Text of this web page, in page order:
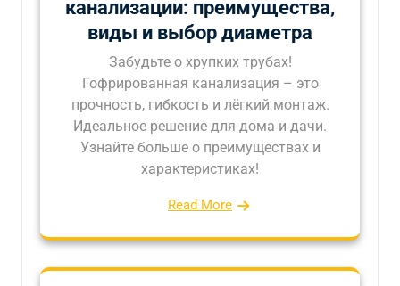
канализации: преимущества,
виды и выбор диаметра
Забудьте о хрупких трубах!
Гофрированная канализация – это
прочность, гибкость и лёгкий монтаж.
Идеальное решение для дома и дачи.
Узнайте больше о преимуществах и
характеристиках!
Read More